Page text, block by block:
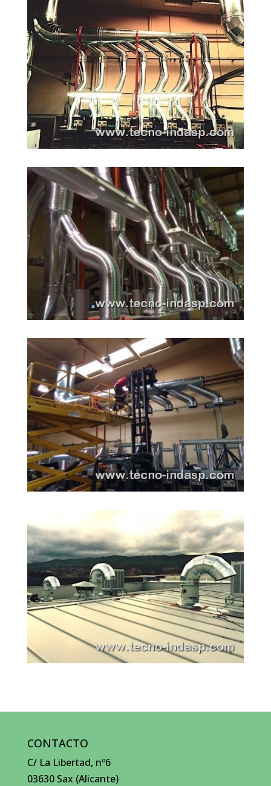
CONTACTO
C/ La Libertad, nº6
03630 Sax (Alicante)